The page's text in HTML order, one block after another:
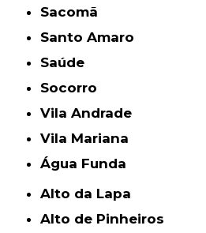
Sacomã
Santo Amaro
Saúde
Socorro
Vila Andrade
Vila Mariana
Água Funda
Alto da Lapa
Alto de Pinheiros